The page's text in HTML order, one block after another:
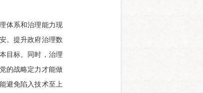
体系和治理能力现
。提升政府治理数
目标。同时，治理
的战略定力才能做
避免陷入技术至上